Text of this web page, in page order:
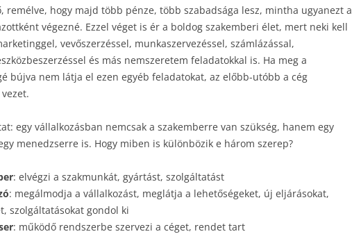
remélve, hogy majd több pénze, több szabadsága lesz, mintha ugyanezt a
végezné. Ezzel véget is ér a boldog szakemberi élet, mert neki kell
vevőszerzéssel, munkaszervezéssel, számlázással,
és más nemszeretem feladatokkal is. Ha meg a
bújva nem látja el ezen egyéb feladatokat, az előbb-utóbb a cég
egy vállalkozásban nemcsak a szakemberre van szükség, hanem egy
menedzserre is. Hogy miben is különbözik e három szerep?
: elvégzi a szakmunkát, gyártást, szolgáltatást
: megálmodja a vállalkozást, meglátja a lehetőségeket, új eljárásokat,
szolgáltatásokat gondol ki
: működő rendszerbe szervezi a céget, rendet tart